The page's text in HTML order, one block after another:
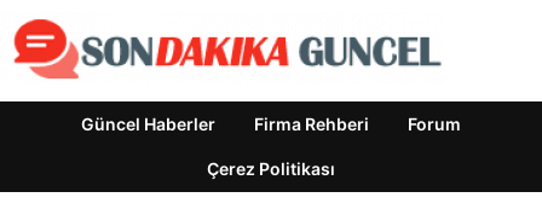
Güncel Haberler Firma Rehberi Forum
Çerez Politikası